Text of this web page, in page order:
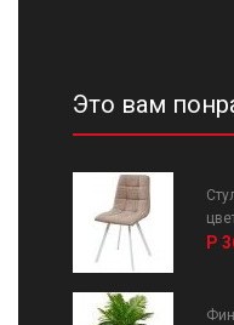
Это вам
Р